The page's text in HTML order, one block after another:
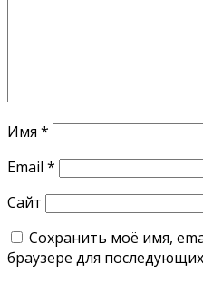
Имя *
Email *
Сайт
Сохранить моё имя,
браузере для